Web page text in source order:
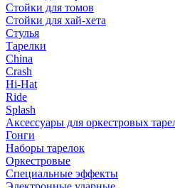
Стойки для томов
Стойки для хай-хета
Стулья
Тарелки
China
Crash
Hi-Hat
Ride
Splash
Аксессуары для оркестровых
Гонги
Наборы тарелок
Оркестровые
Специальные эффекты